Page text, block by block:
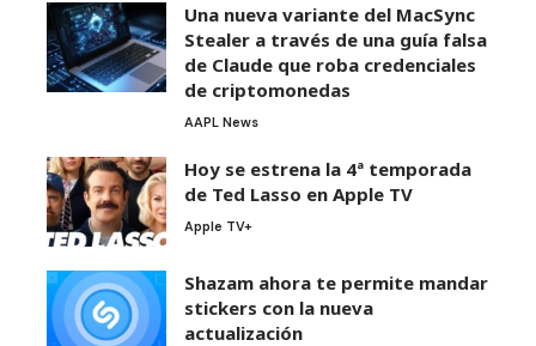
Una nueva variante del MacSync
Stealer a través de una guía falsa
de Claude que roba credenciales
de criptomonedas
AAPL News
Hoy se estrena la 4ª temporada
de Ted Lasso en Apple TV
Apple TV+
Shazam ahora te permite mandar
stickers con la nueva
actualización